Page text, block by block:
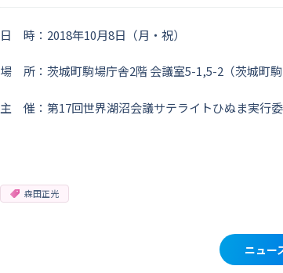
日 時：2018年10月8日（月・祝）
場 所：茨城町駒場庁舎2階 会議室5-1,5-2（茨城町駒
主 催：第17回世界湖沼会議サテライトひぬま実行
森田正光
ニュー